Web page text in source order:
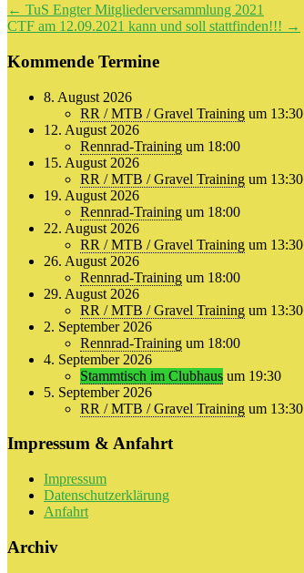
Beitragsnavigation
← TuS Engter Mitgliederversammlung 2021
CTF am 12.09.2021 kann und soll stattfinden!!! →
Kommende Termine
8. August 2026
RR / MTB / Gravel Training um 13:30
12. August 2026
Rennrad-Training um 18:00
15. August 2026
RR / MTB / Gravel Training um 13:30
19. August 2026
Rennrad-Training um 18:00
22. August 2026
RR / MTB / Gravel Training um 13:30
26. August 2026
Rennrad-Training um 18:00
29. August 2026
RR / MTB / Gravel Training um 13:30
2. September 2026
Rennrad-Training um 18:00
4. September 2026
Stammtisch im Clubhaus um 19:30
5. September 2026
RR / MTB / Gravel Training um 13:30
Impressum & Anfahrt
Impressum
Datenschutzerklärung
Anfahrt
Archiv